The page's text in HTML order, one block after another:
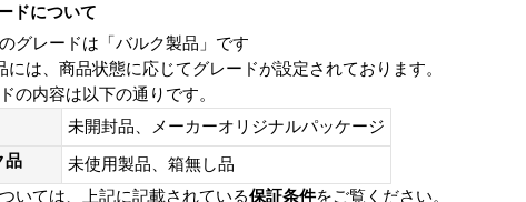
ドについて
グレードは「バルク製品」です
には、商品状態に応じてグレードが設定されております。
の内容は以下の通りです。
未開封品、メーカーオリジナルパッケージ
品
未使用製品、箱無し品
いては、上記に記載されている保証条件をご覧ください。